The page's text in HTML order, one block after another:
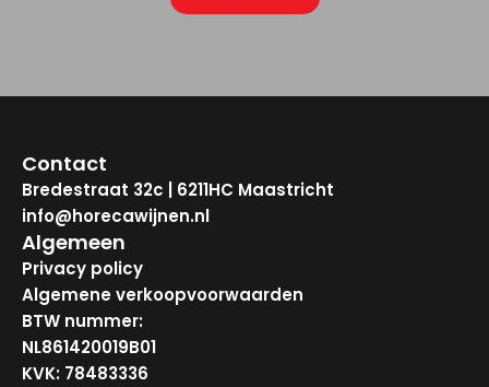
Contact
Bredestraat 32c | 6211HC Maastricht
info@horecawijnen.nl
Algemeen
Privacy policy
Algemene verkoopvoorwaarden
BTW nummer:
NL861420019B01
KVK: 78483336